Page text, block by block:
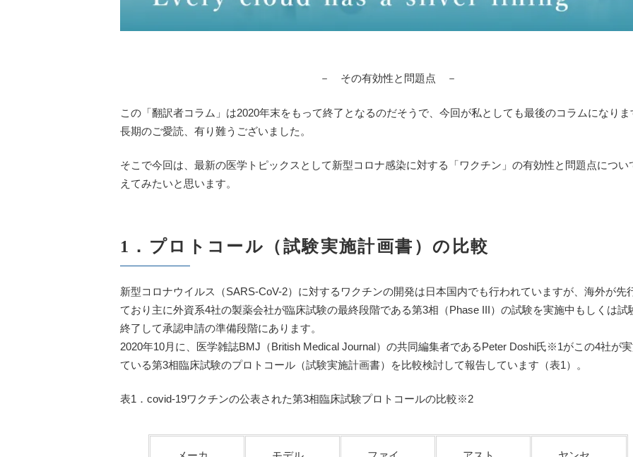
－ その有効性と問題点 －
この「翻訳者コラム」は2020年末をもって終了となるのだそうで、今回が私としても最後のコラムになりま
長期のご愛読、有り難うございました。
そこで今回は、最新の医学トピックスとして新型コロナ感染に対する「ワクチン」の有効性と問題点につい
えてみたいと思います。
1．プロトコール（試験実施計画書）の比較
新型コロナウイルス（SARS-CoV-2）に対するワクチンの開発は日本国内でも行われていますが、海外が先
ており主に外資系4社の製薬会社が臨床試験の最終段階である第3相（Phase III）の試験を実施中もしくは試
終了して承認申請の準備段階にあります。
2020年10月に、医学雑誌BMJ（British Medical Journal）の共同編集者であるPeter Doshi氏※1がこの4社が
ている第3相臨床試験のプロトコール（試験実施計画書）を比較検討して報告しています（表1）。
表1．covid-19ワクチンの公表された第3相臨床試験プロトコールの比較※2